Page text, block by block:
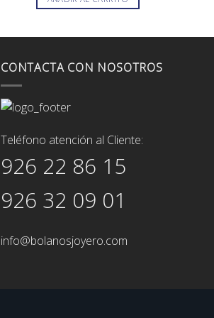
era:
129,00€.
es:
116,00€.
CONTACTA CON NOSOTROS
Teléfono atención al Cliente:
926 22 86 15
926 32 09 01
info@bolanosjoyero.com